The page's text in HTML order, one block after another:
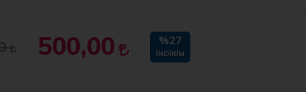
500,00 %27
İNDIRIM